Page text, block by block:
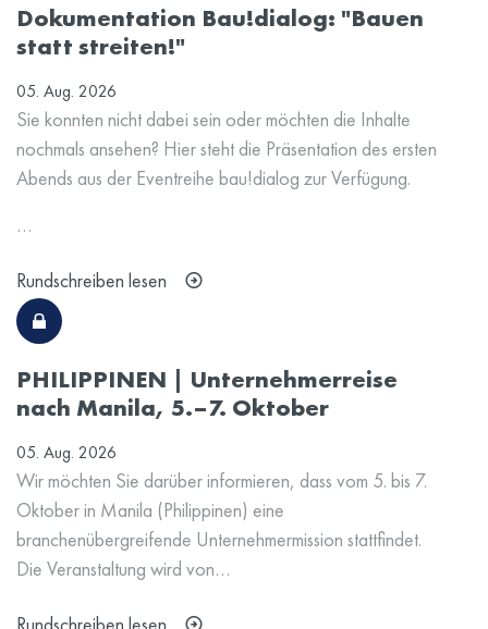
Dokumentation Bau!dialog: "Bauen
statt streiten!"
05. Aug. 2026
Sie konnten nicht dabei sein oder möchten die Inhalte
nochmals ansehen? Hier steht die Präsentation des ersten
Abends aus der Eventreihe bau!dialog zur Verfügung.
…
Rundschreiben lesen
PHILIPPINEN | Unternehmerreise
nach Manila, 5.–7. Oktober
05. Aug. 2026
Wir möchten Sie darüber informieren, dass vom 5. bis 7.
Oktober in Manila (Philippinen) eine
branchenübergreifende Unternehmermission stattfindet.
Die Veranstaltung wird von…